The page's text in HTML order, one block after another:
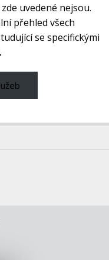
uvedené nejsou.
přehled všech
se specifickými
.